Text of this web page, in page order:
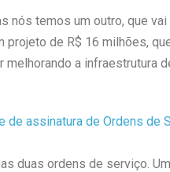
nós temos um outro, que
projeto de R$ 16 milhões,
a infraestrutura
duas ordens de serviço.